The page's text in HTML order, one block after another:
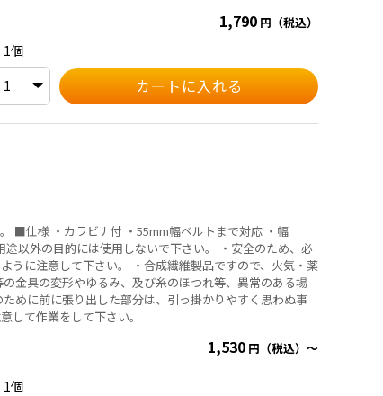
1,790 円（税込）
1個
うに注意して下さい。 ・合成繊維製品ですので、火気・薬
金具の変形やゆるみ、及び糸のほつれ等、異常のある場
めに前に張り出した部分は、引っ掛かりやすく思わぬ事
して作業をして下さい。
1,530 円（税込）～
1個